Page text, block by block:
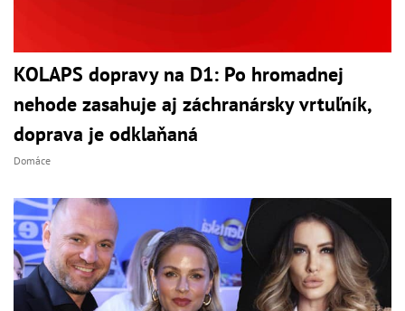
KOLAPS dopravy na D1: Po hromadnej
nehode zasahuje aj záchranársky vrtuľník,
doprava je odklaňaná
Domáce